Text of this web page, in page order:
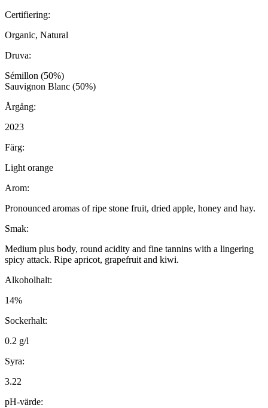
Certifiering:
Organic, Natural
Druva:
Sémillon (50%)
Sauvignon Blanc (50%)
Årgång:
2023
Färg:
Light orange
Arom:
Pronounced aromas of ripe stone fruit, dried apple, honey and hay.
Smak:
Medium plus body, round acidity and fine tannins with a lingering
spicy attack. Ripe apricot, grapefruit and kiwi.
Alkoholhalt:
14%
Sockerhalt:
0.2 g/l
Syra:
3.22
pH-värde: